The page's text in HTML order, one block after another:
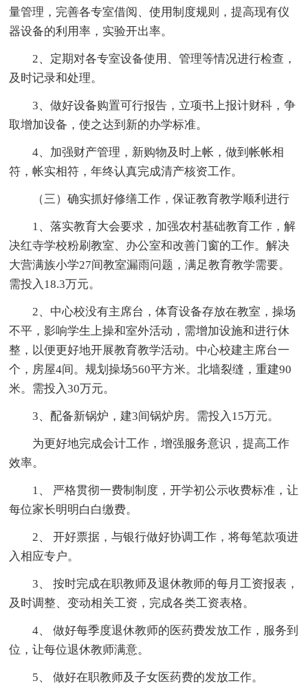
量管理，完善各专室借阅、使用制度规则，提高现有仪
器设备的利用率，实验开出率。
2、定期对各专室设备使用、管理等情况进行检查，
及时记录和处理。
3、做好设备购置可行报告，立项书上报计财科，争
取增加设备，使之达到新的办学标准。
4、加强财产管理，新购物及时上帐，做到帐帐相
符，帐实相符，年终认真完成清产核资工作。
（三）确实抓好修缮工作，保证教育教学顺利进行
1、落实教育大会要求，加强农村基础教育工作，解
决红寺学校粉刷教室、办公室和改善门窗的工作。解决
大营满族小学27间教室漏雨问题，满足教育教学需要。
需投入18.3万元。
2、中心校没有主席台，体育设备存放在教室，操场
不平，影响学生上操和室外活动，需增加设施和进行休
整，以便更好地开展教育教学活动。中心校建主席台一
个，房屋4间。规划操场560平方米。北墙裂缝，重建90
米。需投入30万元。
3、配备新锅炉，建3间锅炉房。需投入15万元。
为更好地完成会计工作，增强服务意识，提高工作
效率。
1、 严格贯彻一费制制度，开学初公示收费标准，让
每位家长明明白白缴费。
2、 开好票据，与银行做好协调工作，将每笔款项进
入相应专户。
3、 按时完成在职教师及退休教师的每月工资报表，
及时调整、变动相关工资，完成各类工资表格。
4、 做好每季度退休教师的医药费发放工作，服务到
位，让每位退休教师满意。
5、 做好在职教师及子女医药费的发放工作。